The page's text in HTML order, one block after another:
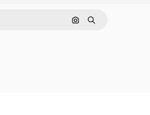
Поиск по изображению
Поиск